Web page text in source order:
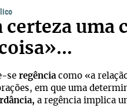
uma
se regênciacomo «a
em que uma
a regência implica